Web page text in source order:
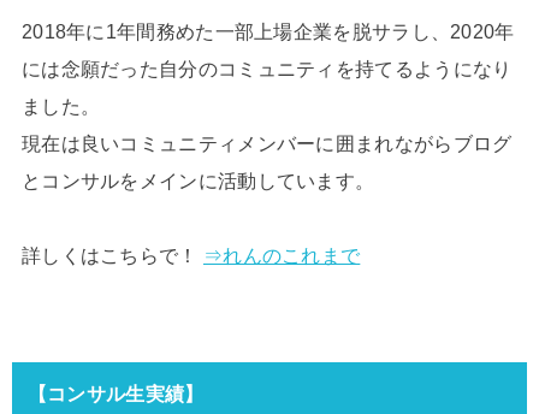
2018年に1年間務めた一部上場企業を脱サラし、2020年
には念願だった自分のコミュニティを持てるようになり
ました。
現在は良いコミュニティメンバーに囲まれながらブログ
とコンサルをメインに活動しています。
詳しくはこちらで！ ⇒れんのこれまで
【コンサル生実績】